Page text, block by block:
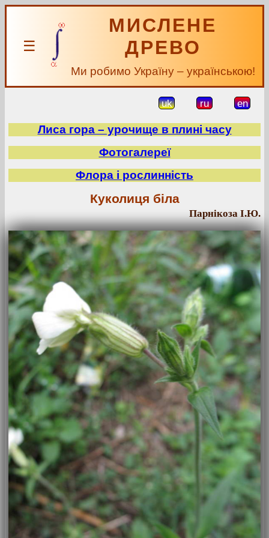
☰
МИСЛЕНЕ
ДРЕВО
Ми робимо Україну – українською!
uk ru en
Лиса гора – урочище в плині часу
Фотогалереї
Флора і рослинність
Куколиця біла
Парнікоза І.Ю.